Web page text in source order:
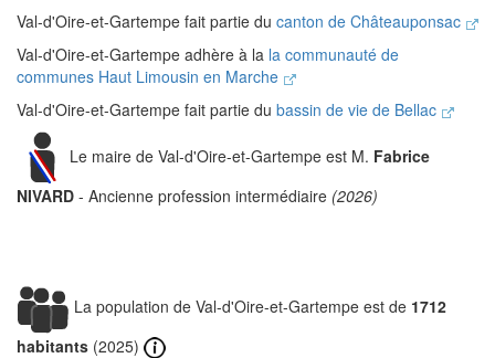
Val-d'Oire-et-Gartempe fait partie du canton de Châteauponsac
Val-d'Oire-et-Gartempe adhère à la la communauté de
communes Haut Limousin en Marche
Val-d'Oire-et-Gartempe fait partie du bassin de vie de Bellac
Le maire de Val-d'Oire-et-Gartempe est M. Fabrice
NIVARD - Ancienne profession intermédiaire (2026)
La population de Val-d'Oire-et-Gartempe est de 1712
habitants (2025)